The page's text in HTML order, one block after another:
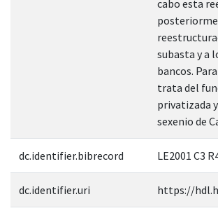
cabo esta
subasta y a
bancos.
trata del
privatizada
sexenio de
dc.identifier.bibrecord LE2001 C3
dc.identifier.uri https://